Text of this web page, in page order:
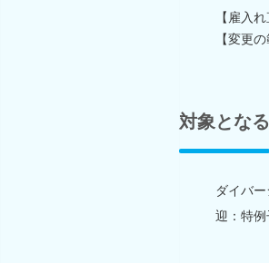
【雇入
【変更
対象とな
ダイバ
迎：特例